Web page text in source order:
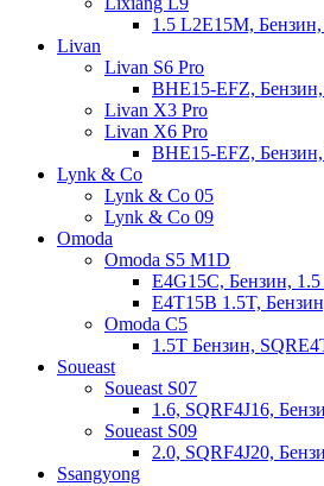
1.5 L2E15M,
Livan
Livan S6 Pro
BHE15-EFZ,
Livan X3 Pro
Livan X6 Pro
BHE15-EFZ,
Lynk & Co
Lynk & Co 05
Lynk & Co 09
Omoda
Omoda S5 M1D
E4G15C, Бензин, 1.5
E4T15B 1.5T,
Omoda С5
1.5T Бензин,
Soueast
Soueast S07
1.6, SQRF4J16,
Soueast S09
2.0, SQRF4J20,
Ssangyong